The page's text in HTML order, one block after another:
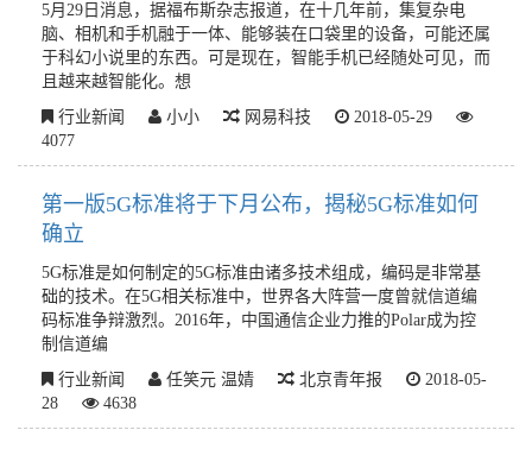
5月29日消息，据福布斯杂志报道，在十几年前，集复杂电
脑、相机和手机融于一体、能够装在口袋里的设备，可能还属
于科幻小说里的东西。可是现在，智能手机已经随处可见，而
且越来越智能化。想
行业新闻
小小 网易科技
2018-05-29
4077
第一版5G标准将于下月公布，揭秘5G标准如何
确立
5G标准是如何制定的5G标准由诸多技术组成，编码是非常基
础的技术。在5G相关标准中，世界各大阵营一度曾就信道编
码标准争辩激烈。2016年，中国通信企业力推的Polar成为控
制信道编
行业新闻
任笑元 温婧 北京青年报
2018-05-
28
4638